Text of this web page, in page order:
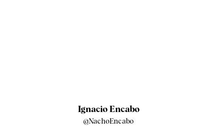
Ignacio Encabo
@NachoEncabo